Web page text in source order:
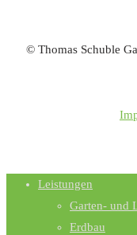
© Thomas Schuble
Leistungen
Garten- und
Erdbau